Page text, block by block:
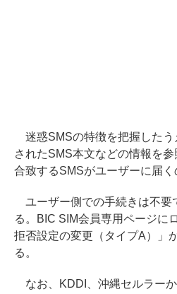
迷惑SMSの特徴を把握したう
されたSMS本文などの情報を
合致するSMSがユーザーに届く
ユーザー側での手続きは不要
る。BIC SIM会員専用ページに
拒否設定の変更（タイプA）」
る。
なお、KDDI、沖縄セルラー